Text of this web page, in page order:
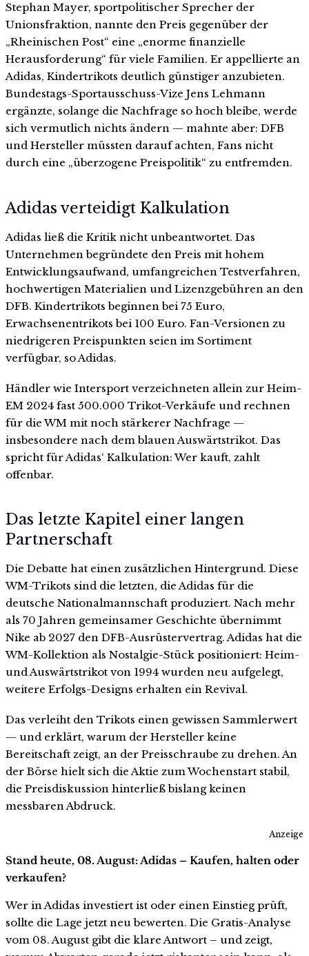
Stephan Mayer, sportpolitischer Sprecher der
Unionsfraktion, nannte den Preis gegenüber der
„Rheinischen Post“ eine „enorme finanzielle
Herausforderung“ für viele Familien. Er appellierte an
Adidas, Kindertrikots deutlich günstiger anzubieten.
Bundestags-Sportausschuss-Vize Jens Lehmann
ergänzte, solange die Nachfrage so hoch bleibe, werde
sich vermutlich nichts ändern — mahnte aber: DFB
und Hersteller müssten darauf achten, Fans nicht
durch eine „überzogene Preispolitik“ zu entfremden.
Adidas verteidigt Kalkulation
Adidas ließ die Kritik nicht unbeantwortet. Das
Unternehmen begründete den Preis mit hohem
Entwicklungsaufwand, umfangreichen Testverfahren,
hochwertigen Materialien und Lizenzgebühren an den
DFB. Kindertrikots beginnen bei 75 Euro,
Erwachsenentrikots bei 100 Euro. Fan-Versionen zu
niedrigeren Preispunkten seien im Sortiment
verfügbar, so Adidas.
Händler wie Intersport verzeichneten allein zur Heim-
EM 2024 fast 500.000 Trikot-Verkäufe und rechnen
für die WM mit noch stärkerer Nachfrage —
insbesondere nach dem blauen Auswärtstrikot. Das
spricht für Adidas‘ Kalkulation: Wer kauft, zahlt
offenbar.
Das letzte Kapitel einer langen
Partnerschaft
Die Debatte hat einen zusätzlichen Hintergrund. Diese
WM-Trikots sind die letzten, die Adidas für die
deutsche Nationalmannschaft produziert. Nach mehr
als 70 Jahren gemeinsamer Geschichte übernimmt
Nike ab 2027 den DFB-Ausrüstervertrag. Adidas hat die
WM-Kollektion als Nostalgie-Stück positioniert: Heim-
und Auswärtstrikot von 1994 wurden neu aufgelegt,
weitere Erfolgs-Designs erhalten ein Revival.
Das verleiht den Trikots einen gewissen Sammlerwert
— und erklärt, warum der Hersteller keine
Bereitschaft zeigt, an der Preisschraube zu drehen. An
der Börse hielt sich die Aktie zum Wochenstart stabil,
die Preisdiskussion hinterließ bislang keinen
messbaren Abdruck.
Anzeige
Stand heute, 08. August: Adidas – Kaufen, halten oder
verkaufen?
Wer in Adidas investiert ist oder einen Einstieg prüft,
sollte die Lage jetzt neu bewerten. Die Gratis-Analyse
vom 08. August gibt die klare Antwort – und zeigt,